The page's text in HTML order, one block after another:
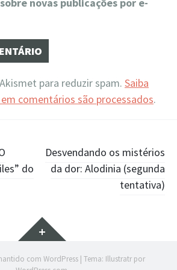
para reduzir spam. Saiba
comentários são processados.
do
Desvendando os mistérios
da dor: Alodinia (segunda
tentativa)
Widgets
com WordPress | Tema: Illustratr por